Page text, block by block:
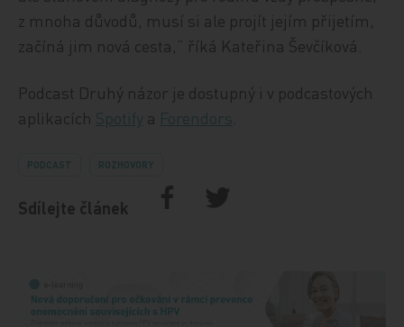
z mnoha důvodů, musí si ale projít jejím přijetím,
začíná jim nová cesta,“ říká Kateřina Ševčíková.
Podcast Druhý názor je dostupný i v podcastových
aplikacích Spotify a Forendors
PODCAST ROZHOVORY
Sdílejte článek